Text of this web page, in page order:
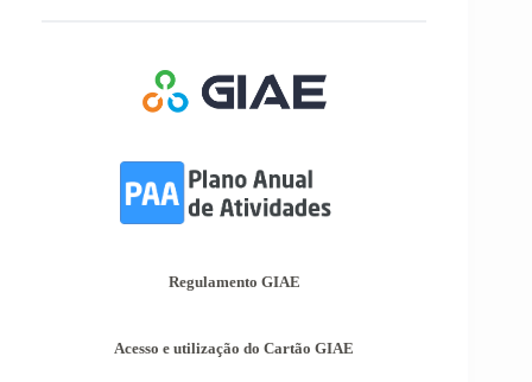
Nos termos do Artigo 36º da Portaria nº 223-
A/2018, de 3 de Agosto, são afixadas hoje, dia
18 de junho de 2026, as pautas de avaliação do
Informações-Prova Provas de
Equivalência à Frequência (PEF)
Encontram-se publicadas as Informações-Prova
Provas Avaliação Externa.
Regulamento GIAE
Acesso e utilização do Cartão GIAE